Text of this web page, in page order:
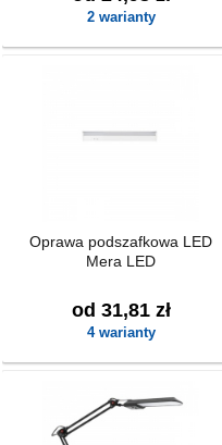
2 warianty
Oprawa podszafkowa LED
Mera LED
od 31,81 zł
4 warianty